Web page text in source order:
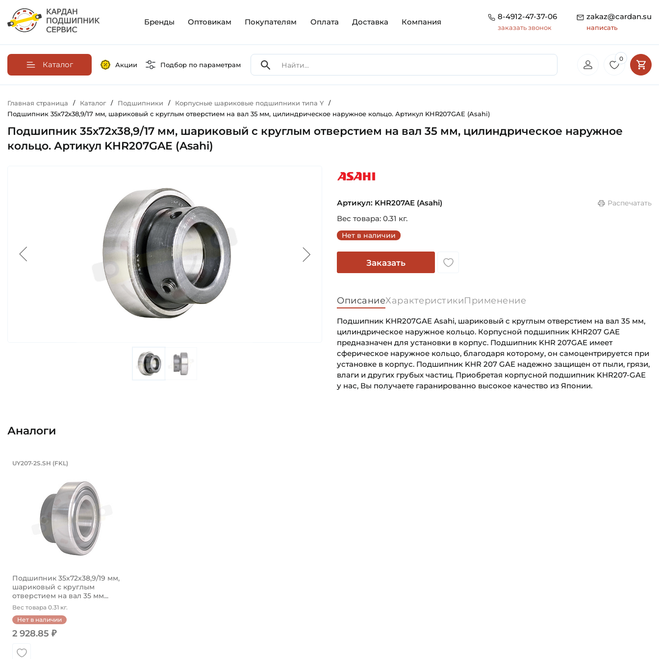
Бренды Оптовикам Покупателям Оплата Доставка Компания
8-4912-47-37-06
заказать звонок
zakaz@cardan.su
написать
Каталог Акции Подбор по параметрам
0
Главная страница / Каталог / Подшипники / Корпусные шариковые подшипники типа Y /
Подшипник 35х72х38,9/17 мм, шариковый с круглым отверстием на вал 35 мм, цилиндрическое наружное кольцо. Артикул KHR207GAE (Asahi)
Подшипник 35х72х38,9/17 мм, шариковый с круглым отверстием на вал 35 мм, цилиндрическое наружное
кольцо. Артикул KHR207GAE (Asahi)
Артикул: KHR207AE (Asahi)
Распечатать
Вес товара: 0.31 кг.
Нет в наличии
Заказать
ОписаниеХарактеристикиПрименение
Подшипник KHR207GAE Asahi, шариковый с круглым отверстием на вал 35 мм,
цилиндрическое наружное кольцо. Корпусной подшипник KHR207 GAE
предназначен для установки в корпус. Подшипник KHR 207GAE имеет
сферическое наружное кольцо, благодаря которому, он самоцентрируется при
установке в корпус. Подшипник KHR 207 GAE надежно защищен от пыли, грязи,
влаги и других грубых частиц. Приобретая корпусной подшипник KHR207-GAE
у нас, Вы получаете гаранированно высокое качество из Японии.
Аналоги
Подшипник 35х72х38,9/19 мм, шариковый с круглым отверстием на вал 35 мм, без смазочного отверстия,
UY207-2S.SH (FKL)
Подшипник 35х72х38,9/19 мм,
шариковый с круглым
отверстием на вал 35 мм...
Вес товара 0.31 кг.
Нет в наличии
2 928.85 ₽